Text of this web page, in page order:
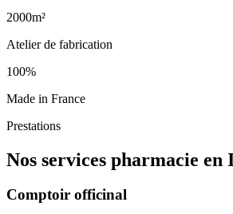
2000m²
Atelier de fabrication
100%
Made in France
Prestations
Nos services pharmacie en
Comptoir officinal